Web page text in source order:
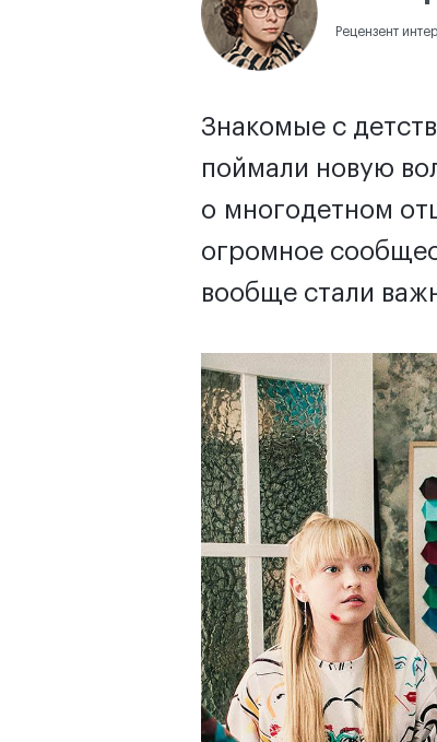
Рецензент
Знакомые с
поймали новую
о многодетном
огромное
вообще стали